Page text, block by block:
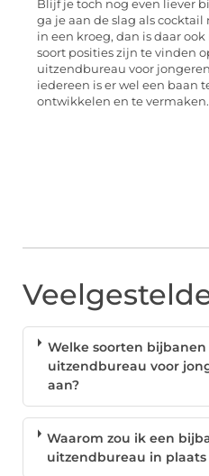
Blijf je toch nog even liever
ga je aan de slag als
in een kroeg, dan is daar
soort posities zijn te vinden
uitzendbureau voor
iedereen is er wel een baan
ontwikkelen en te vermaken.
Welke soorten
uitzendbureau voor
aan?
Waarom zou ik een
uitzendbureau in plaats